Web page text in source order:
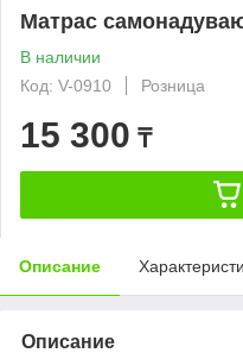
Матрас
В наличии
Код: V-0910
Розница
15 300 ₸
Описание
Описание